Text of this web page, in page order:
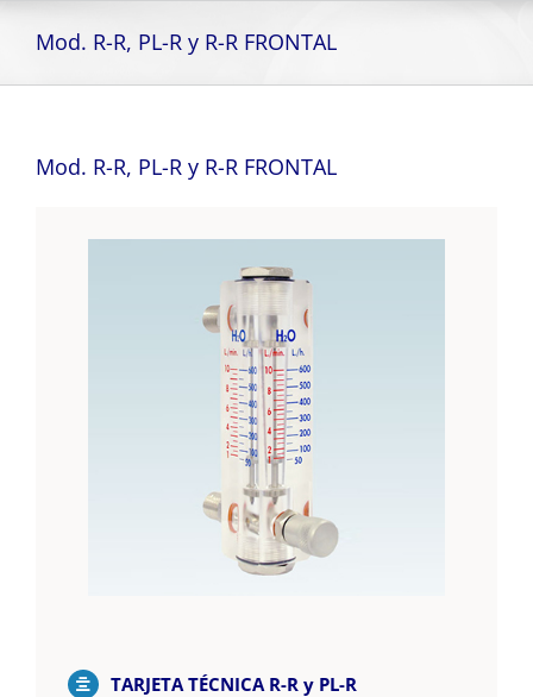
Mod. R-R, PL-R y R-R FRONTAL
Mod. R-R, PL-R y R-R FRONTAL
TARJETA TÉCNICA R-R y PL-R